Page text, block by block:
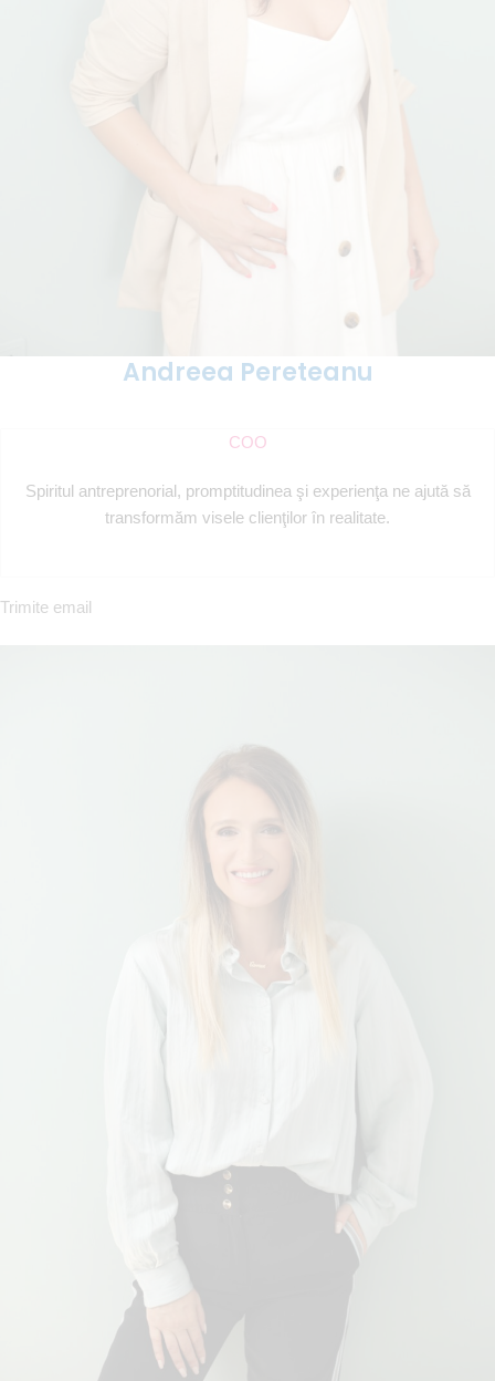
Andreea Pereteanu
COO
Spiritul antreprenorial, promptitudinea şi experienţa ne ajută să
transformăm visele clienţilor în realitate.
Trimite email